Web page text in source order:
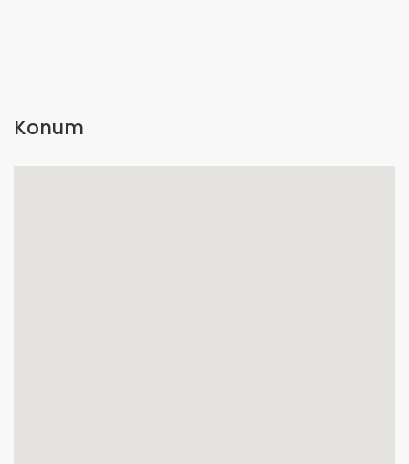
Konum